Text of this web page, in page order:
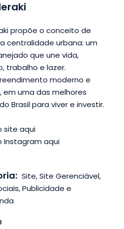
propõe o conceito de
centralidade urbana: um
que une vida,
trabalho e lazer.
moderno e
em uma das melhores
Brasil para viver e investir.
site aqui
Instagram aqui
Site, Site Gerenciável,
Publicidade e